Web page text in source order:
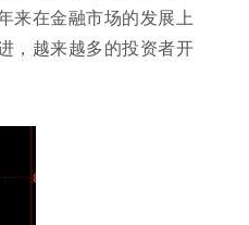
来在金融市场的发展上
，越来越多的投资者开